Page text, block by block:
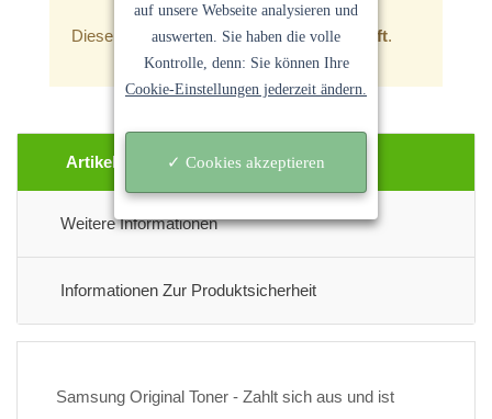
Dieser Artikel ist zur Zeitleider ausverkauft.
Artikel Beschreibung
Weitere Informationen
Informationen Zur Produktsicherheit
Samsung Original Toner - Zahlt sich aus und ist
auf unsere Webseite analysieren und
auswerten. Sie haben die volle
Kontrolle, denn: Sie können Ihre
Cookie-Einstellungen jederzeit ändern.
✓ Cookies akzeptieren